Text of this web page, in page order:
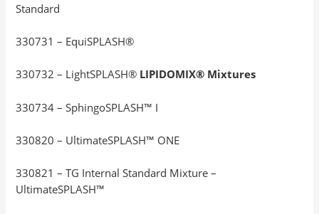
Standard
330731 – EquiSPLASH®
330732 – LightSPLASH® LIPIDOMIX® Mixtures
330734 – SphingoSPLASH™ I
330820 – UltimateSPLASH™ ONE
330821 – TG Internal Standard Mixture –
UltimateSPLASH™